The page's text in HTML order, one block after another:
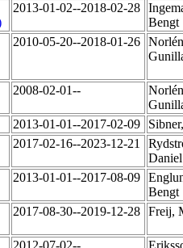
2013-01-02--2018-02-28
Bengt
2010-05-20--2018-01-26
2008-02-01--
2013-01-01--2017-02-09
2017-02-16--2023-12-21
2013-01-01--2017-08-09
Bengt
2017-08-30--2019-12-28 Freij,